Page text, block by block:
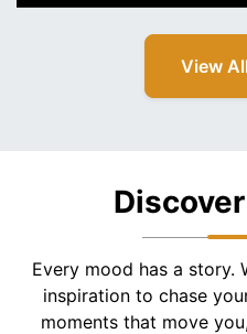
View
Every mood has a story.
inspiration to chase
moments that move